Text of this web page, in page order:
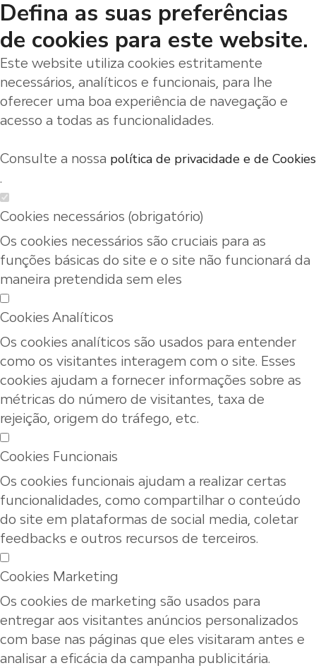
Defina as suas preferências
de cookies para este website.
Este website utiliza cookies estritamente
necessários, analíticos e funcionais, para lhe
oferecer uma boa experiência de navegação e
acesso a todas as funcionalidades.
Consulte a nossa política de privacidade e de Cookies
.
Cookies necessários (obrigatório)
Os cookies necessários são cruciais para as
funções básicas do site e o site não funcionará da
maneira pretendida sem eles
Cookies Analíticos
Os cookies analíticos são usados para entender
como os visitantes interagem com o site. Esses
cookies ajudam a fornecer informações sobre as
métricas do número de visitantes, taxa de
rejeição, origem do tráfego, etc.
Cookies Funcionais
Os cookies funcionais ajudam a realizar certas
funcionalidades, como compartilhar o conteúdo
do site em plataformas de social media, coletar
feedbacks e outros recursos de terceiros.
Cookies Marketing
Os cookies de marketing são usados para
entregar aos visitantes anúncios personalizados
com base nas páginas que eles visitaram antes e
analisar a eficácia da campanha publicitária.